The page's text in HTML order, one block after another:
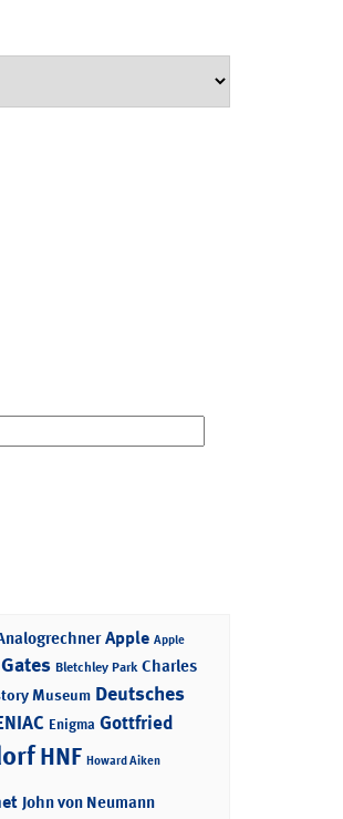
Apple Apple
Bletchley Park Charles
Museum Deutsches
Enigma Gottfried
HNF Howard Aiken
John von Neumann